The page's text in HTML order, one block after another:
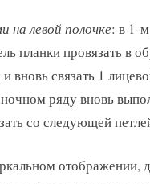
на левой полочке: в 1-
планки провязать в
вновь связать 1
ряду вновь
со следующей
отображении,